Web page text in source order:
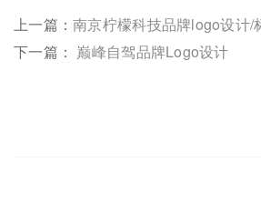
上一篇：南京柠檬科技品牌logo设计/
下一篇： 巅峰自驾品牌Logo设计